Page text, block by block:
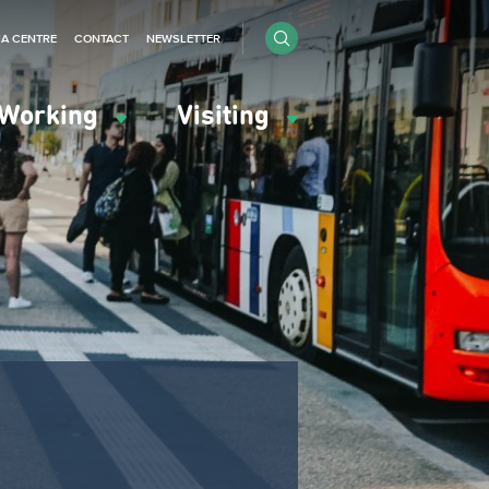
Visiting
CENTRE CONTACT NEWSLETTER